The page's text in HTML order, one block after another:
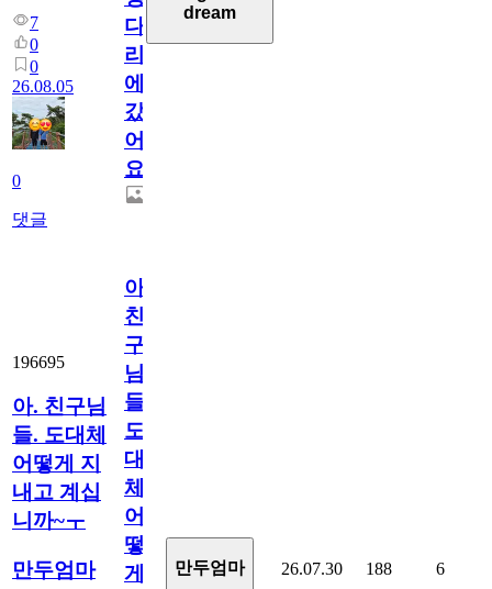
7
0
0
26.08.05
0
댓글
다
리
에
갔
어
요.
dream
196695
아. 친구님
들. 도대체
어떻게 지
내고 계십
니까~ㅜ
만두엄마
아.
친
구
님
들.
도
대
체
어
떻
게
만두엄마 26.07.30 188 6